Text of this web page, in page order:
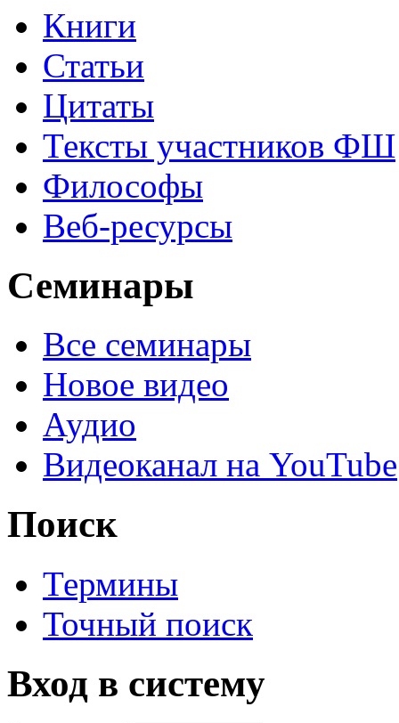
Книги
Статьи
Цитаты
Тексты участников ФШ
Философы
Веб-ресурсы
Семинары
Все семинары
Новое видео
Аудио
Видеоканал на YouTube
Поиск
Термины
Точный поиск
Вход в систему